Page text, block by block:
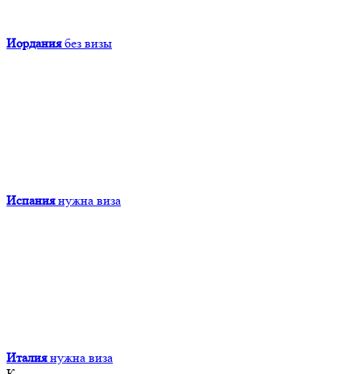
Иордания без визы
Испания нужна виза
Италия нужна виза